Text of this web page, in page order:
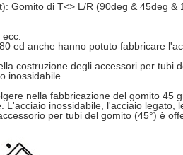
Gomito di T<> L/R (90deg & 45deg &
ed anche hanno potuto fabbricare
costruzione degli accessori per tubi
inossidabile
nella fabbricazione del gomito 45
inossidabile, l'acciaio legato,
per tubi del gomito (45°) è